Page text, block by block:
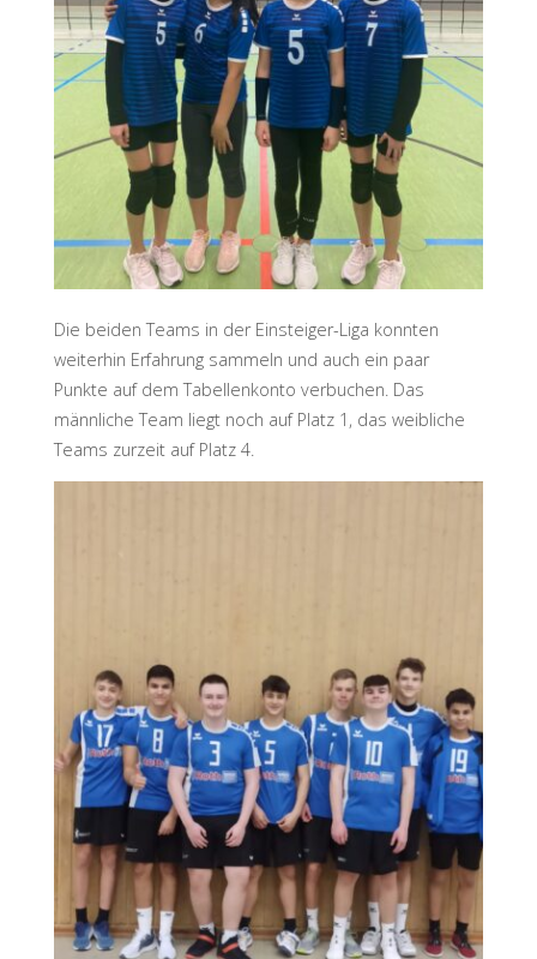
Die beiden Teams in der Einsteiger-Liga konnten
weiterhin Erfahrung sammeln und auch ein paar
Punkte auf dem Tabellenkonto verbuchen. Das
männliche Team liegt noch auf Platz 1, das weibliche
Teams zurzeit auf Platz 4.